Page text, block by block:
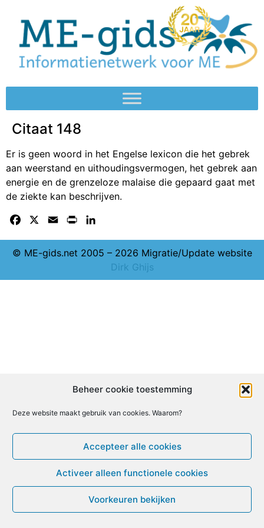
Beheer cookie toestemming
Deze website maakt gebruik van cookies. Waarom?
Accepteer alle cookies
Activeer alleen functionele cookies
Voorkeuren bekijken
Citaat 148
Er is geen woord in het Engelse lexicon die het gebrek
aan weerstand en uithoudingsvermogen, het gebrek aan
energie en de grenzeloze malaise die gepaard gaat met
de ziekte kan beschrijven.
Facebook Email Print
© ME-gids.net 2005 – 2026 Migratie/Update website
Dirk Ghijs